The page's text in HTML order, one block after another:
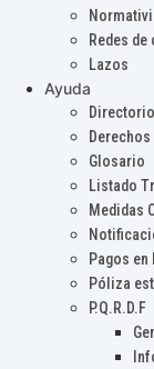
Redes
Lazos
Ayuda
Directorio
Glosario
Listado
Medidas
Pagos en
Póliza
P.Q.R.D.F